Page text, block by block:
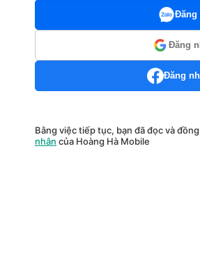
Đăng
Đăng
Đăng
Bằng việc tiếp tục, bạn đã đọc và
nhân của Hoàng Hà Mobile